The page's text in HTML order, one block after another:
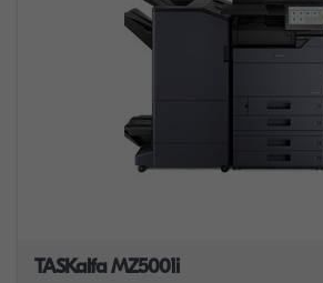
TASKalfa MZ5001i